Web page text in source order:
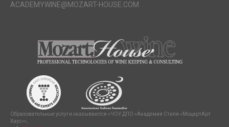
ACADEMYWINE@MOZART-HOUSE.COM
Образовательные услуги оказываются «ЧОУ ДПО «Академия Стиля «МоцартАрт
Хаус»»,